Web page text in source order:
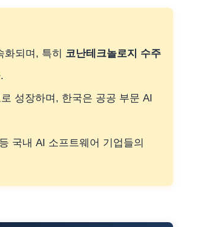
화되며, 특히 코난테크놀로지 수주
성장하며, 한국은 공공 부문 AI
국내 AI 소프트웨어 기업들의